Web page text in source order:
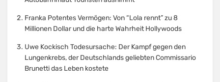
Franka Potentes Vermögen: Von “Lola rennt” zu 8
Millionen Dollar und die harte Wahrheit Hollywoods
Uwe Kockisch Todesursache: Der Kampf gegen den
Lungenkrebs, der Deutschlands geliebten Commissario
Brunetti das Leben kostete